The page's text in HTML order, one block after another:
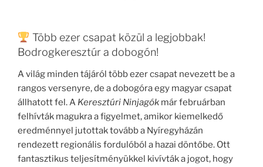
Több ezer csapat közül a legjobbak!
Bodrogkeresztúr a dobogón!
A világ minden tájáról több ezer csapat nevezett be a
rangos versenyre, de a dobogóra egy magyar csapat
állhatott fel. A Keresztúri Ninjagók már februárban
felhívták magukra a figyelmet, amikor kiemelkedő
eredménnyel jutottak tovább a Nyíregyházán
rendezett regionális fordulóból a hazai döntőbe. Ott
fantasztikus teljesítményükkel kivívták a jogot, hogy